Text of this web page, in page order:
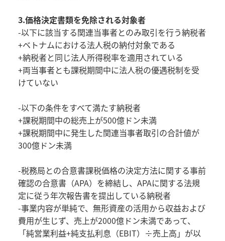
3.価格決定書類を免除される対象者
-以下に該当する関連当事者とのみ取引を行う納税者
+ベトナムにおける法人税の納付対象である
+納税者と同じ法人所得税率を適用されている
+両当事者とも課税期間中に法人税の優遇税制を受
けていない
-以下の条件をすべて満たす納税者
+課税期間中の総売上が500億ドン未満
+課税期間中に発生した関連当事者取引の合計値が
300億ドン未満
-税務局との合意書課税価格の決定方法に関する事前
確認の合意書（APA）を締結し、APAに関する法規
定に従う年次報告書を提出している納税者
-事業内容が単純で、無形資産の活用から収益および
費用が生じず、売上が2000億ドン未満であって、
「純営業利益+純支払利息（EBIT）÷売上高」が以